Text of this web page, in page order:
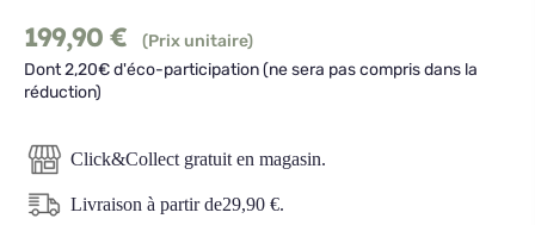
199,90 €
(Prix unitaire)
Dont 2,20€ d'éco-participation (ne sera pas compris dans la
réduction)
Click&Collect gratuit en magasin.
Livraison à partir de29,90 €.